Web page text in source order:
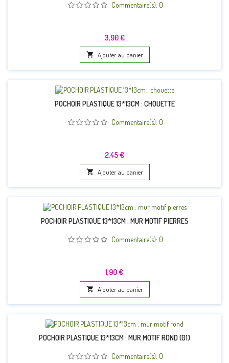
Commentaire(s): 0
Prix
3,90 €
 Ajouter au panier
POCHOIR PLASTIQUE 13*13CM : CHOUETTE
Commentaire(s): 0
Prix
2,45 €
 Ajouter au panier
POCHOIR PLASTIQUE 13*13CM : MUR MOTIF PIERRES
Commentaire(s): 0
Prix
1,90 €
 Ajouter au panier
POCHOIR PLASTIQUE 13*13CM : MUR MOTIF ROND (01)
Commentaire(s): 0